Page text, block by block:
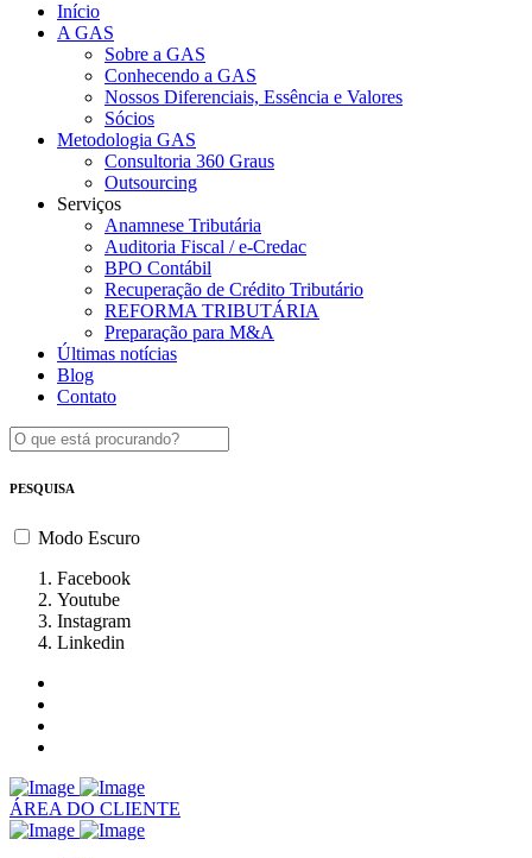
Início
A GAS
Sobre a GAS
Conhecendo a GAS
Nossos Diferenciais, Essência e Valores
Sócios
Metodologia GAS
Consultoria 360 Graus
Outsourcing
Serviços
Anamnese Tributária
Auditoria Fiscal / e-Credac
BPO Contábil
Recuperação de Crédito Tributário
REFORMA TRIBUTÁRIA
Preparação para M&A
Últimas notícias
Blog
Contato
PESQUISA
Modo Escuro
Facebook
Youtube
Instagram
Linkedin
ÁREA DO CLIENTE